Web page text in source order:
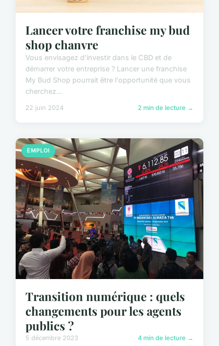
Lancer votre franchise my bud
shop chanvre
Vous envisagez d'investir dans le CBD et de
démarrer votre entreprise ? Lancer une franchise
My Bud Shop pourrait être l'opportunité que vous
cherchez...
22 juin 2024 2 min de lecture →
EMPLOI
Transition numérique : quels
changements pour les agents
publics ?
5 décembre 2023 4 min de lecture →